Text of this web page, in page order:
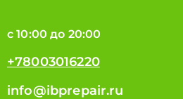
с 10:00 до 20:00
+78003016220
info@ibprepair.ru